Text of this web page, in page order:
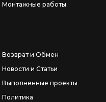
Монтажные работы
Возврат и Обмен
Новости и Статьи
Выполненные проекты
Политика